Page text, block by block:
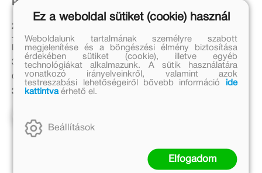
Ribizli a világ végén
Zalka Csenge Virág Dr.
Eredeti ár:
3 999 Ft
Online ár:
3 279 Ft
Eredeti ár:
3 999 Ft
Online ár:
Ez a weboldal sütiket (cookie) használ
Weboldalunk tartalmának személyre szabott
megjelenítése és a böngészési élmény biztosítása
érdekében sütiket (cookie), illetve egyéb
technológiákat alkalmazunk. A sütik használatára
vonatkozó irányelveinkről, valamint azok
testreszabási lehetőségeiről bővebb információ
ide
kattintvaérhető el.
Beállítások
Elfogadom